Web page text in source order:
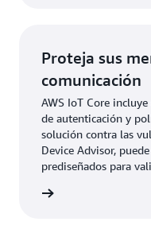
Proteja sus
comunicación
AWS IoT Core
de autenticación y
solución contra las
Device Advisor,
prediseñados para
de incorporarlos a la